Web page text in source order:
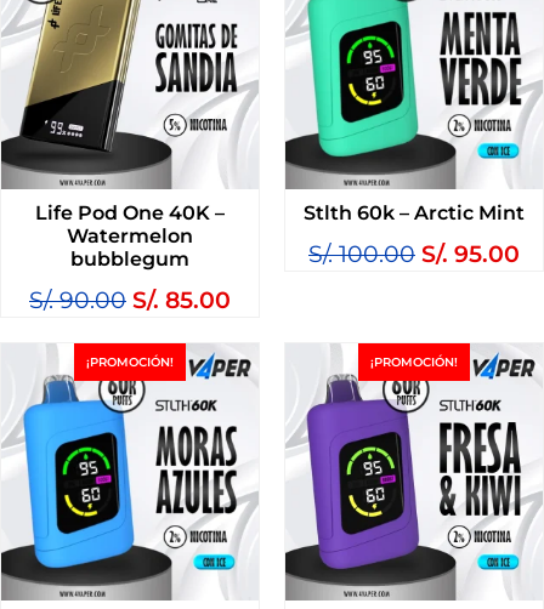
Life Pod One 40K –
Watermelon
bubblegum
S/.90.00 S/. 85.00
Stlth 60k – Arctic Mint
S/.100.00 S/. 95.00
¡PROMOCIÓN! ¡PROMOCIÓN!